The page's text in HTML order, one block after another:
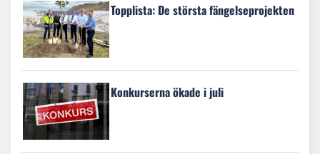
Topplista: De största fängelseprojekten
Konkurserna ökade i juli